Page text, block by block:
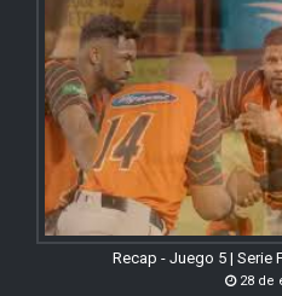
Recap - Juego 5 | Serie
28 de